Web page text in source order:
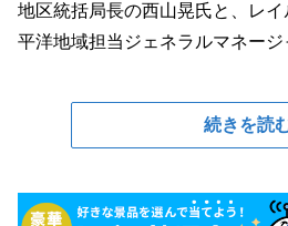
地区統括局長の西山晃氏と、レ
平洋地域担当ジェネラルマネージ
続きを読